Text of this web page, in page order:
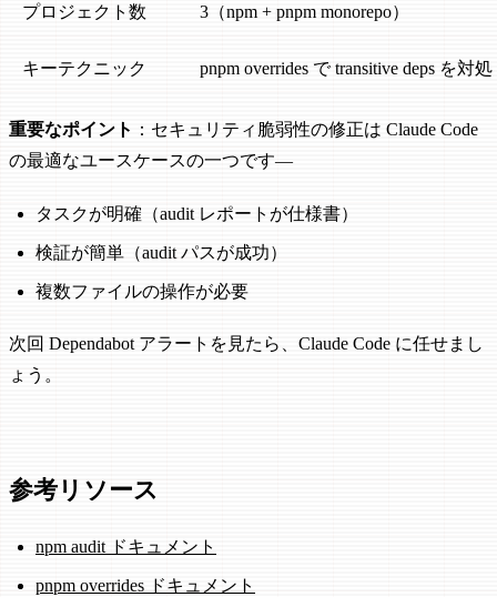
プロジェクト数 3（npm + pnpm monorepo）
キーテクニック pnpm overrides で transitive deps を対処
重要なポイント ：セキュリティ脆弱性の修正は Claude Code
の最適なユースケースの一つです—
タスクが明確（audit レポートが仕様書）
検証が簡単（audit パスが成功）
複数ファイルの操作が必要
次回 Dependabot アラートを見たら、Claude Code に任せまし
ょう。
参考リソース
npm audit ドキュメント
pnpm overrides ドキュメント